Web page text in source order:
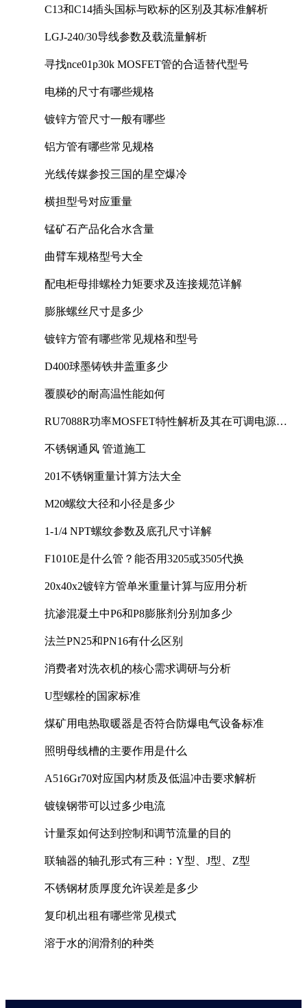
C13和C14插头国标与欧标的区别及其标准解析
LGJ-240/30导线参数及载流量解析
寻找nce01p30k MOSFET管的合适替代型号
电梯的尺寸有哪些规格
镀锌方管尺寸一般有哪些
铝方管有哪些常见规格
光线传媒参投三国的星空爆冷
横担型号对应重量
锰矿石产品化合水含量
曲臂车规格型号大全
配电柜母排螺栓力矩要求及连接规范详解
膨胀螺丝尺寸是多少
镀锌方管有哪些常见规格和型号
D400球墨铸铁井盖重多少
覆膜砂的耐高温性能如何
RU7088R功率MOSFET特性解析及其在可调电源设
不锈钢通风 管道施工
201不锈钢重量计算方法大全
M20螺纹大径和小径是多少
1-1/4 NPT螺纹参数及底孔尺寸详解
F1010E是什么管？能否用3205或3505代换
20x40x2镀锌方管单米重量计算与应用分析
抗渗混凝土中P6和P8膨胀剂分别加多少
法兰PN25和PN16有什么区别
消费者对洗衣机的核心需求调研与分析
U型螺栓的国家标准
煤矿用电热取暖器是否符合防爆电气设备标准
照明母线槽的主要作用是什么
A516Gr70对应国内材质及低温冲击要求解析
镀镍钢带可以过多少电流
计量泵如何达到控制和调节流量的目的
联轴器的轴孔形式有三种：Y型、J型、Z型
不锈钢材质厚度允许误差是多少
复印机出租有哪些常见模式
溶于水的润滑剂的种类